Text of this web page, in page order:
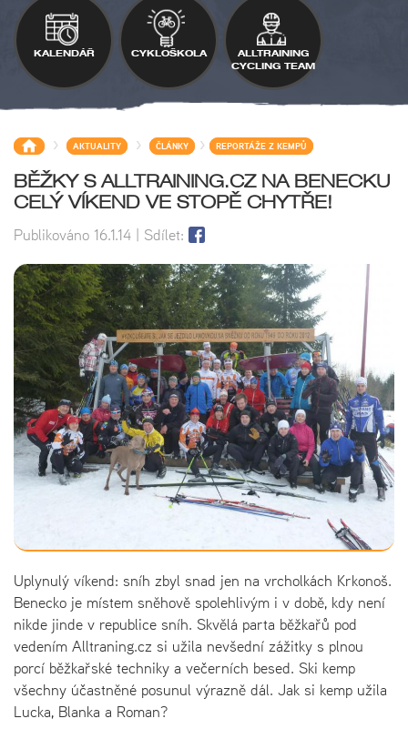
KALENDÁŘ CYKLOŠKOLA
ALLTRAINING
CYCLING TEAM
> AKTUALITY > ČLÁNKY > REPORTÁŽE Z KEMPŮ
BĚŽKY S ALLTRAINING.CZ NA BENECKU
CELÝ VÍKEND VE STOPĚ CHYTŘE!
Publikováno 16.1.14 | Sdílet:
Uplynulý víkend: sníh zbyl snad jen na vrcholkách Krkonoš.
Benecko je místem sněhově spolehlivým i v době, kdy není
nikde jinde v republice sníh. Skvělá parta běžkařů pod
vedením Alltraning.cz si užila nevšední zážitky s plnou
porcí běžkařské techniky a večerních besed. Ski kemp
všechny účastněné posunul výrazně dál. Jak si kemp užila
Lucka, Blanka a Roman?